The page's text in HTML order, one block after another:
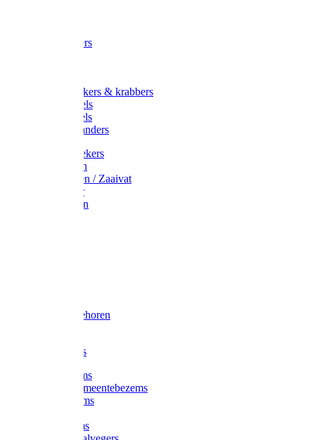
Tuinkrabbers
Onkruidstekers & krabbers
Hartschoffels
Ruitschoffels
Onkruidbranders
Graskantstekers
Verticuteren
Strooiwagen / Zaaivat
Grasmaaier
Grasscharen
Slede toebehoren
Composters
Straatbezems
Stads- / Gemeentebezems
Terrasbezems
Gootbezems